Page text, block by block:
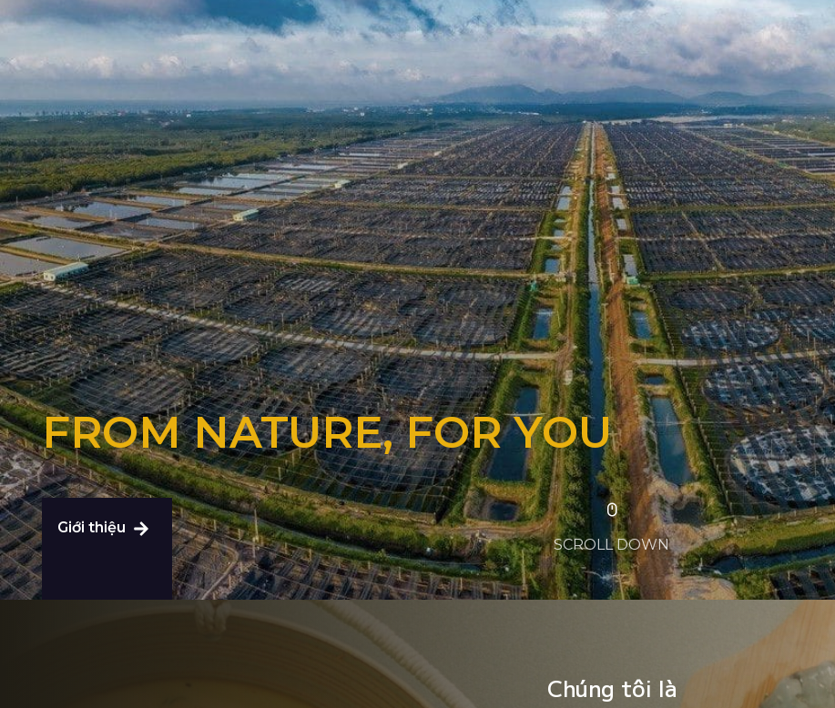
FROM NATURE, FOR YOU
Giới thiệu
SCROLL DOWN
Chúng tôi là